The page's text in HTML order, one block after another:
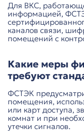
Для ВКС,
информацией,
каналов связи,
помещений с
Какие меры
требуют
ФСТЭК
помещения,
или карт доступа,
комнат и при
утечки сигналов.